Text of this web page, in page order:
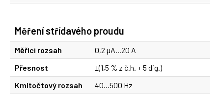
Měření střídavého proudu
Měřicí rozsah
0,2 µA...20 A
Přesnost
±(1,5 % z č.h. + 5 dig.)
Kmitočtový rozsah
40...500 Hz